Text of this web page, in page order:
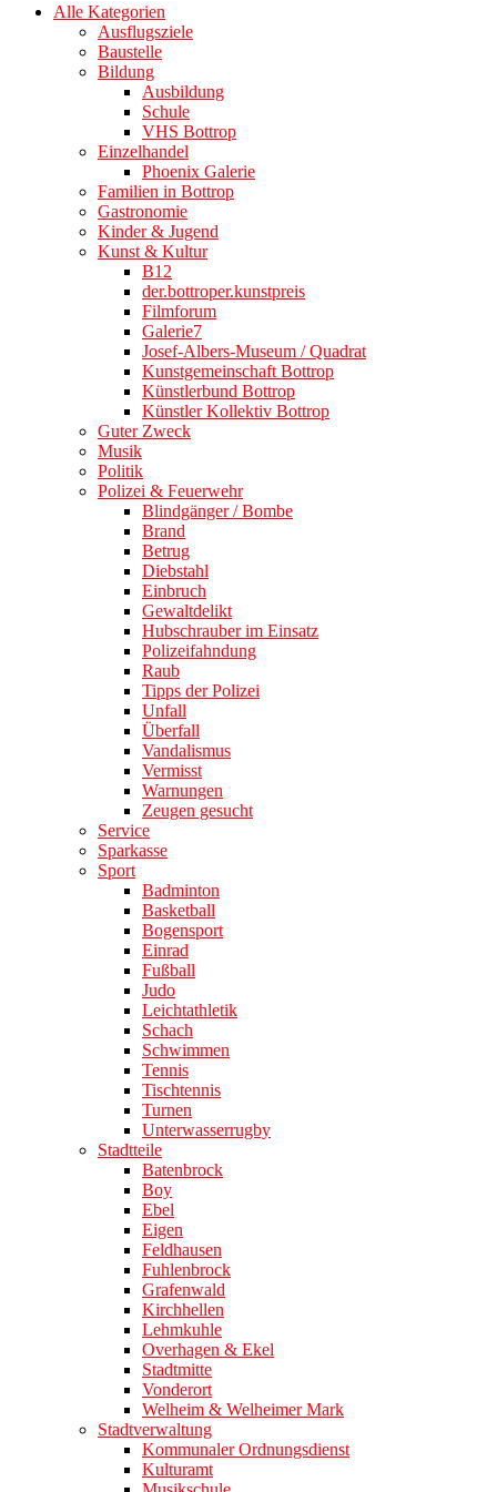
Alle Kategorien
Ausflugsziele
Baustelle
Bildung
Ausbildung
Schule
VHS Bottrop
Einzelhandel
Phoenix Galerie
Familien in Bottrop
Gastronomie
Kinder & Jugend
Kunst & Kultur
B12
der.bottroper.kunstpreis
Filmforum
Galerie7
Josef-Albers-Museum / Quadrat
Kunstgemeinschaft Bottrop
Künstlerbund Bottrop
Künstler Kollektiv Bottrop
Guter Zweck
Musik
Politik
Polizei & Feuerwehr
Blindgänger / Bombe
Brand
Betrug
Diebstahl
Einbruch
Gewaltdelikt
Hubschrauber im Einsatz
Polizeifahndung
Raub
Tipps der Polizei
Unfall
Überfall
Vandalismus
Vermisst
Warnungen
Zeugen gesucht
Service
Sparkasse
Sport
Badminton
Basketball
Bogensport
Einrad
Fußball
Judo
Leichtathletik
Schach
Schwimmen
Tennis
Tischtennis
Turnen
Unterwasserrugby
Stadtteile
Batenbrock
Boy
Ebel
Eigen
Feldhausen
Fuhlenbrock
Grafenwald
Kirchhellen
Lehmkuhle
Overhagen & Ekel
Stadtmitte
Vonderort
Welheim & Welheimer Mark
Stadtverwaltung
Kommunaler Ordnungsdienst
Kulturamt